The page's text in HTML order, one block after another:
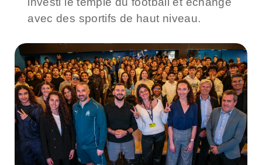
avec des sportifs de haut niveau.